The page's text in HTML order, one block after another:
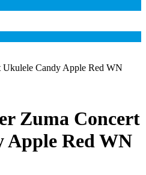
Ukulele Candy Apple Red WN
Zuma Concert
Apple Red WN